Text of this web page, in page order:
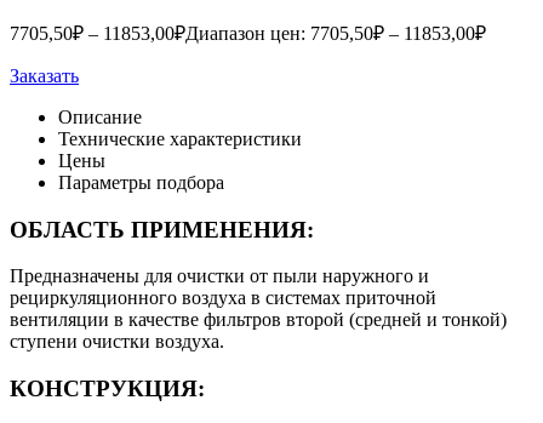
7705,50₽ – 11853,00₽Диапазон цен: 7705,50₽ – 11853,00₽
Заказать
Описание
Технические характеристики
Цены
Параметры подбора
ОБЛАСТЬ ПРИМЕНЕНИЯ:
Предназначены для очистки от пыли наружного и
рециркуляционного воздуха в системах приточной
вентиляции в качестве фильтров второй (средней и тонкой)
ступени очистки воздуха.
КОНСТРУКЦИЯ: